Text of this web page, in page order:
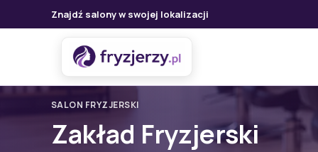
Znajdź salony w swojej lokalizacji
SALON FRYZJERSKI
Zakład Fryzjerski